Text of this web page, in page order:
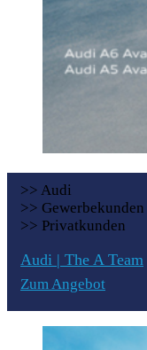
>> Audi
>> Gewerbekunden
>> Privatkunden
Audi | The A Team
Zum Angebot